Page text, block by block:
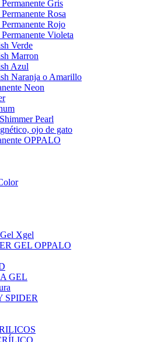
Gris
Rosa
Rojo
Violeta
Verde
Marron
Azul
Naranja o Amarillo
Neon
Pearl
ojo de gato
OPPALO
Xgel
GEL OPPALO
GEL
SPIDER